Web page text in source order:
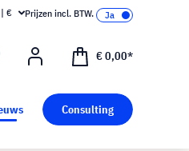
| € Prijzen incl. BTW.
€ 0,00*
Consulting